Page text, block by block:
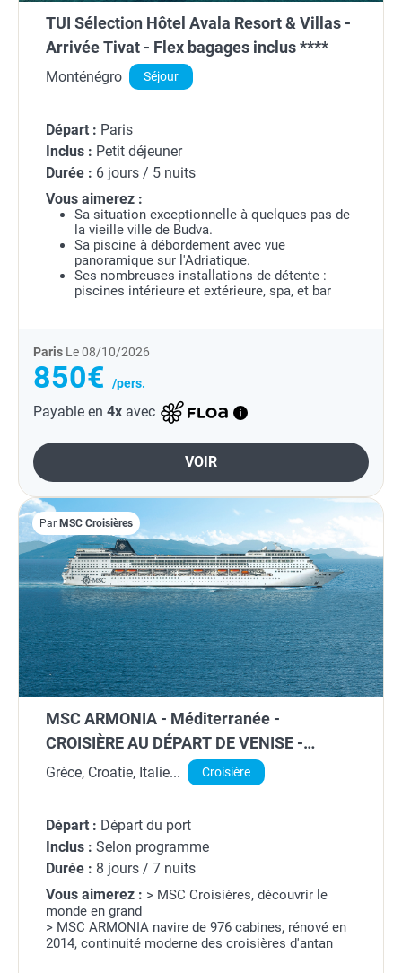
TUI Sélection Hôtel Avala Resort & Villas -
Arrivée Tivat - Flex bagages inclus ****
Monténégro Séjour
Départ : Paris
Inclus : Petit déjeuner
Durée : 6 jours / 5 nuits
Vous aimerez :
Sa situation exceptionnelle à quelques pas de
la vieille ville de Budva.
Sa piscine à débordement avec vue
panoramique sur l'Adriatique.
Ses nombreuses installations de détente :
piscines intérieure et extérieure, spa, et bar
Paris Le 08/10/2026
850€ /pers.
Payable en 4x avec
VOIR
Par MSC Croisières
MSC ARMONIA - Méditerranée -
CROISIÈRE AU DÉPART DE VENISE -
MARGHERA (ITALIE)
Grèce, Croatie, Italie... Croisière
Départ : Départ du port
Inclus : Selon programme
Durée : 8 jours / 7 nuits
Vous aimerez : > MSC Croisières, découvrir le
monde en grand
> MSC ARMONIA navire de 976 cabines, rénové en
2014, continuité moderne des croisières d'antan